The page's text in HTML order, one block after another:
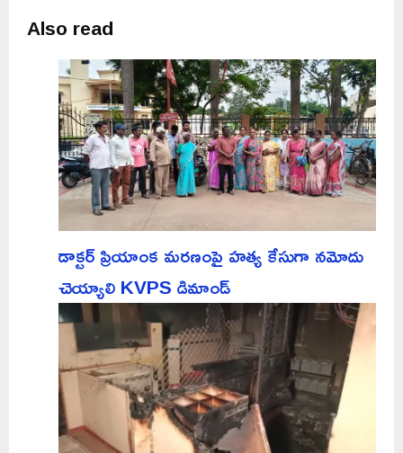
Also read
డాక్టర్ ప్రియాంక మరణంపై హత్య కేసుగా నమోదు
చెయ్యాలి KVPS డిమాండ్